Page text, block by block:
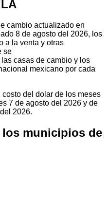
cambio actualizado en
8 de agosto del 2026, los
a la venta y otras
se
casas de cambio y los
mexicano por cada
del dolar de los meses
7 de agosto del 2026 y de
2026.
municipios de